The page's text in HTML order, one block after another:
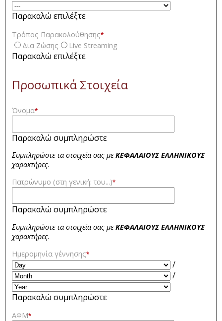
Παρακαλώ επιλέξτε
Τρόπος Παρακολούθησης*
Δια Ζώσης Live Streaming
Παρακαλώ επιλέξτε
Προσωπικά Στοιχεία
Όνομα*
Παρακαλώ συμπληρώστε
Συμπληρώστε τα στοιχεία σας μεΚΕΦΑΛΑΙΟΥΣ ΕΛΛΗΝΙΚΟΥΣ
χαρακτήρες.
Πατρώνυμο (στη γενική: του...)*
Παρακαλώ συμπληρώστε
Συμπληρώστε τα στοιχεία σας μεΚΕΦΑΛΑΙΟΥΣ ΕΛΛΗΝΙΚΟΥΣ
χαρακτήρες.
Ημερομηνία γέννησης*
/
/
Παρακαλώ συμπληρώστε
ΑΦΜ*